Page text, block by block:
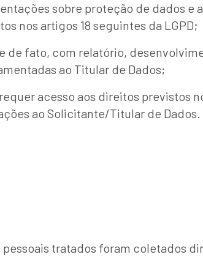
sobre proteção de dados e
nos artigos 18 seguintes da LGPD;
de fato, com relatório,
ao Titular de Dados;
acesso aos direitos previstos
ao Solicitante/Titular de Dados.
tratados foram coletados